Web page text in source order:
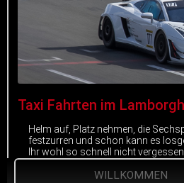
Taxi Fahrten im
Helm auf, Platz nehmen, die
festzurren und schon kann es
Ihr wohl so schnell nicht vergessen.
WILLKOMMEN